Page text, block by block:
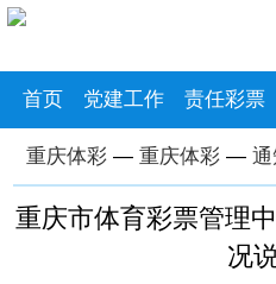
首页 党建工作 责任彩票
重庆体彩— 重庆体彩—
重庆市体育彩票管理
况